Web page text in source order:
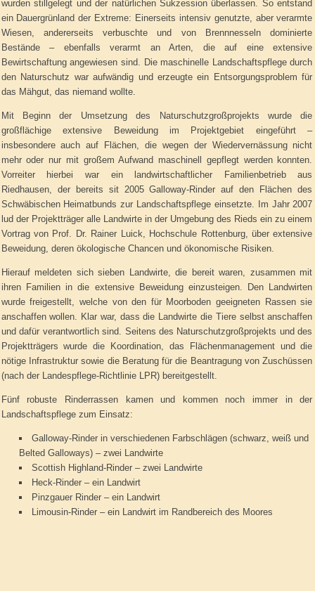
wurden stillgelegt und der natürlichen Sukzession überlassen. So entstand
ein Dauergrünland der Extreme: Einerseits intensiv genutzte, aber verarmte
Wiesen, andererseits verbuschte und von Brennnesseln dominierte
Bestände – ebenfalls verarmt an Arten, die auf eine extensive
Bewirtschaftung angewiesen sind. Die maschinelle Landschaftspflege durch
den Naturschutz war aufwändig und erzeugte ein Entsorgungsproblem für
das Mähgut, das niemand wollte.
Mit Beginn der Umsetzung des Naturschutzgroßprojekts wurde die
großflächige extensive Beweidung im Projektgebiet eingeführt –
insbesondere auch auf Flächen, die wegen der Wiedervernässung nicht
mehr oder nur mit großem Aufwand maschinell gepflegt werden konnten.
Vorreiter hierbei war ein landwirtschaftlicher Familienbetrieb aus
Riedhausen, der bereits sit 2005 Galloway-Rinder auf den Flächen des
Schwäbischen Heimatbunds zur Landschaftspflege einsetzte. Im Jahr 2007
lud der Projektträger alle Landwirte in der Umgebung des Rieds ein zu einem
Vortrag von Prof. Dr. Rainer Luick, Hochschule Rottenburg, über extensive
Beweidung, deren ökologische Chancen und ökonomische Risiken.
Hierauf meldeten sich sieben Landwirte, die bereit waren, zusammen mit
ihren Familien in die extensive Beweidung einzusteigen. Den Landwirten
wurde freigestellt, welche von den für Moorboden geeigneten Rassen sie
anschaffen wollen. Klar war, dass die Landwirte die Tiere selbst anschaffen
und dafür verantwortlich sind. Seitens des Naturschutzgroßprojekts und des
Projektträgers wurde die Koordination, das Flächenmanagement und die
nötige Infrastruktur sowie die Beratung für die Beantragung von Zuschüssen
(nach der Landespflege-Richtlinie LPR) bereitgestellt.
Fünf robuste Rinderrassen kamen und kommen noch immer in der
Landschaftspflege zum Einsatz:
Galloway-Rinder in verschiedenen Farbschlägen (schwarz, weiß und
Belted Galloways) – zwei Landwirte
Scottish Highland-Rinder – zwei Landwirte
Heck-Rinder – ein Landwirt
Pinzgauer Rinder – ein Landwirt
Limousin-Rinder – ein Landwirt im Randbereich des Moores